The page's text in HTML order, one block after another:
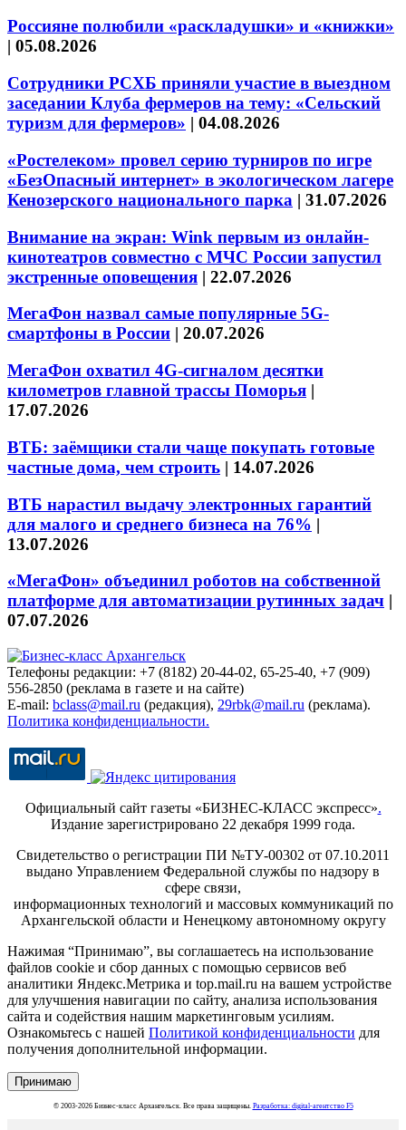
Россияне полюбили «раскладушки» и «книжки»
| 05.08.2026
Сотрудники РСХБ приняли участие в выездном
заседании Клуба фермеров на тему: «Сельский
туризм для фермеров» | 04.08.2026
«Ростелеком» провел серию турниров по игре
«БезОпасный интернет» в экологическом лагере
Кенозерского национального парка | 31.07.2026
Внимание на экран: Wink первым из онлайн-
кинотеатров совместно с МЧС России запустил
экстренные оповещения | 22.07.2026
МегаФон назвал самые популярные 5G-
смартфоны в России | 20.07.2026
МегаФон охватил 4G-сигналом десятки
километров главной трассы Поморья |
17.07.2026
ВТБ: заёмщики стали чаще покупать готовые
частные дома, чем строить | 14.07.2026
ВТБ нарастил выдачу электронных гарантий
для малого и среднего бизнеса на 76% |
13.07.2026
«МегаФон» объединил роботов на собственной
платформе для автоматизации рутинных задач |
07.07.2026
Телефоны редакции: +7 (8182) 20-44-02, 65-25-40, +7 (909)
556-2850 (реклама в газете и на сайте)
E-mail: bclass@mail.ru (редакция), 29rbk@mail.ru (реклама).
Политика конфиденциальности.
Официальный сайт газеты «БИЗНЕС-КЛАСС экспресс».
Издание зарегистрировано 22 декабря 1999 года.
Свидетельство о регистрации ПИ №ТУ-00302 от 07.10.2011
выдано Управлением Федеральной службы по надзору в
сфере связи,
информационных технологий и массовых коммуникаций по
Архангельской области и Ненецкому автономному округу
Нажимая “Принимаю”, вы соглашаетесь на использование
файлов cookie и сбор данных с помощью сервисов веб
аналитики Яндекс.Метрика и top.mail.ru на вашем устройстве
для улучшения навигации по сайту, анализа использования
сайта и содействия нашим маркетинговым усилиям.
Ознакомьтесь с нашей Политикой конфиденциальности для
получения дополнительной информации.
Принимаю
© 2003-2026 Бизнес-класс Архангельск. Все права защищены. Разработка: digital-агентство F5